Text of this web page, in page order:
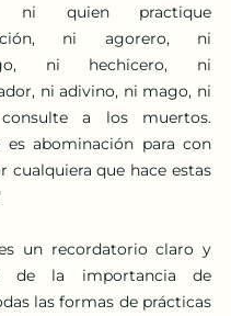
ni quien practique
ni agorero, ni
ni hechicero, ni
ni adivino, ni mago, ni
a los muertos.
es abominación para con
cualquiera que hace estas
un recordatorio claro y
de la importancia de
las formas de prácticas